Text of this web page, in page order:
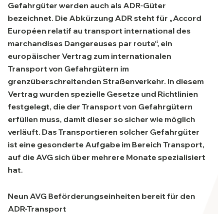
Gefahrgüter werden auch als ADR-Güter
bezeichnet. Die Abkürzung ADR steht für „Accord
Européen relatif au transport international des
marchandises Dangereuses par route“, ein
europäischer Vertrag zum internationalen
Transport von Gefahrgütern im
grenzüberschreitenden Straßenverkehr. In diesem
Vertrag wurden spezielle Gesetze und Richtlinien
festgelegt, die der Transport von Gefahrgütern
erfüllen muss, damit dieser so sicher wie möglich
verläuft. Das Transportieren solcher Gefahrgüter
ist eine gesonderte Aufgabe im Bereich Transport,
auf die AVG sich über mehrere Monate spezialisiert
hat.
Neun AVG Beförderungseinheiten bereit für den
ADR-Transport